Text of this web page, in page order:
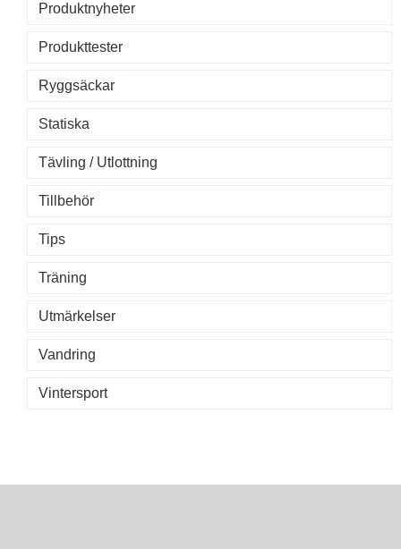
Produktnyheter
Produkttester
Ryggsäckar
Statiska
Tävling / Utlottning
Tillbehör
Tips
Träning
Utmärkelser
Vandring
Vintersport